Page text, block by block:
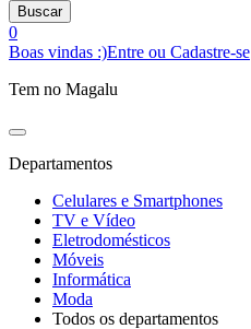
Buscar
0
Boas vindas :)Entre ou Cadastre-se
Tem no Magalu
Departamentos
Celulares e Smartphones
TV e Vídeo
Eletrodomésticos
Móveis
Informática
Moda
Todos os departamentos